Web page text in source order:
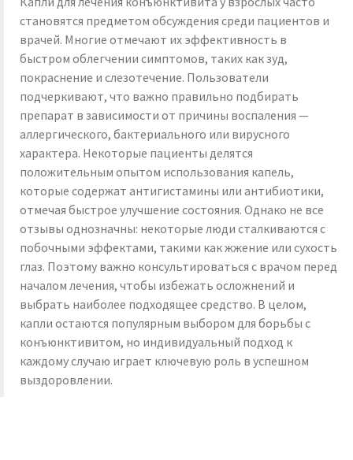
становятся предметом обсуждения среди пациентов и
врачей. Многие отмечают их эффективность в
быстром облегчении симптомов, таких как зуд,
покраснение и слезотечение. Пользователи
подчеркивают, что важно правильно подбирать
препарат в зависимости от причины воспаления —
аллергического, бактериального или вирусного
характера. Некоторые пациенты делятся
положительным опытом использования капель,
которые содержат антигистамины или антибиотики,
отмечая быстрое улучшение состояния. Однако не все
отзывы однозначны: некоторые люди сталкиваются с
побочными эффектами, такими как жжение или сухость
глаз. Поэтому важно консультироваться с врачом перед
началом лечения, чтобы избежать осложнений и
выбрать наиболее подходящее средство. В целом,
капли остаются популярным выбором для борьбы с
конъюнктивитом, но индивидуальный подход к
каждому случаю играет ключевую роль в успешном
выздоровлении.